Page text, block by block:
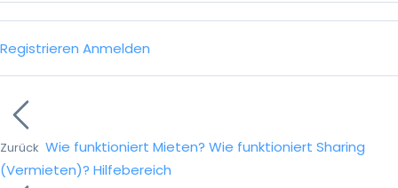
Registrieren Anmelden
Zurück Wie funktioniert Mieten? Wie funktioniert Sharing
(Vermieten)? Hilfebereich